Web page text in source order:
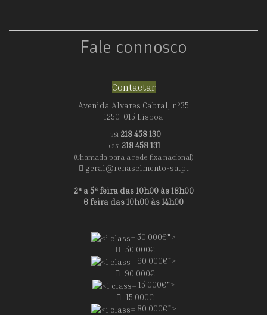
Fale connosco
Contactar
Avenida Alvares Cabral, nº35
1250-015 Lisboa
+351 218 458 130
+351 218 458 131
(Chamada para a rede fixa nacional)
geral@renascimento-sa.pt
2ª a 5ª feira das 10h00 às 18h00
6 feira das 10h00 às 14h00
50 000€">
50 000€
90 000€">
90 000€
15 000€">
15 000€
80 000€">